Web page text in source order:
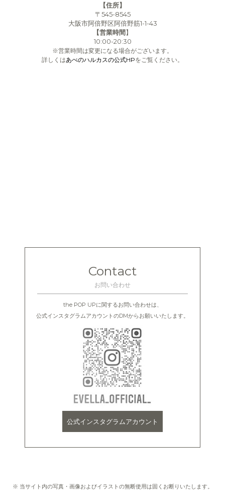
【住所】
〒545-8545
大阪市阿倍野区阿倍野筋1-1-43
【営業時間】
10:00-20:30
※営業時間は変更になる場合がございます。
詳しくはあべのハルカスの公式HPをご覧ください。
Contact
お問い合わせ
the POP UPに関するお問い合わせは、
公式インスタグラムアカウントのDMからお願いいたします。
公式インスタグラムアカウント
※ 当サイト内の写真・画像およびイラストの無断使用は固くお断りいたします。